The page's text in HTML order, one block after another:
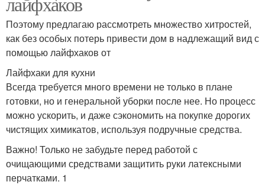
Поэтому предлагаю рассмотреть множество хитростей,
как без особых потерь привести дом в надлежащий вид с
помощью лайфхаков от
Лайфхаки для кухни
Всегда требуется много времени не только в плане
готовки, но и генеральной уборки после нее. Но процесс
можно ускорить, и даже сэкономить на покупке дорогих
чистящих химикатов, используя подручные средства.
Важно! Только не забудьте перед работой с
очищающими средствами защитить руки латексными
перчатками. 1